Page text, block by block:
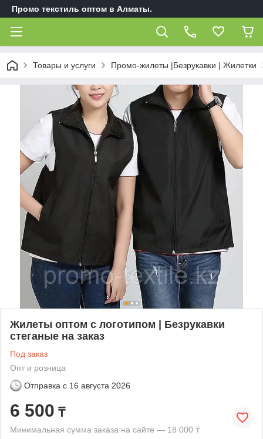
Промо текстиль оптом в Алматы.
Товары и услуги Промо-жилеты |Безрукавки | Жилетки
Жилеты оптом с логотипом | Безрукавки
стеганые на заказ
Под заказ
Опт и розница
Отправка с 16 августа 2026
6 500 ₸
Минимальная сумма заказа на сайте — 18 000 ₸